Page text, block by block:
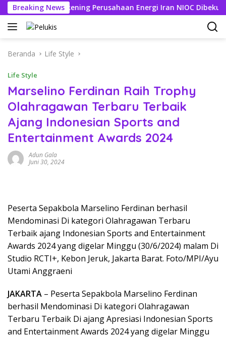
Langsung
ke
konten
Breaking News
Triliun, Rekening Perusahaan Energi Iran NIOC Dibekukan
Beranda Life Style
Life Style
Marselino Ferdinan Raih Trophy
Olahragawan Terbaru Terbaik
Ajang Indonesian Sports and
Entertainment Awards 2024
Adun Gala
Juni 30, 2024
Peserta Sepakbola Marselino Ferdinan berhasil
Mendominasi Di kategori Olahragawan Terbaru
Terbaik ajang Indonesian Sports and Entertainment
Awards 2024 yang digelar Minggu (30/6/2024) malam Di
Studio RCTI+, Kebon Jeruk, Jakarta Barat. Foto/MPI/Ayu
Utami Anggraeni
JAKARTA – Peserta Sepakbola Marselino Ferdinan
berhasil Mendominasi Di kategori Olahragawan
Terbaru Terbaik Di ajang Apresiasi Indonesian Sports
and Entertainment Awards 2024 yang digelar Minggu